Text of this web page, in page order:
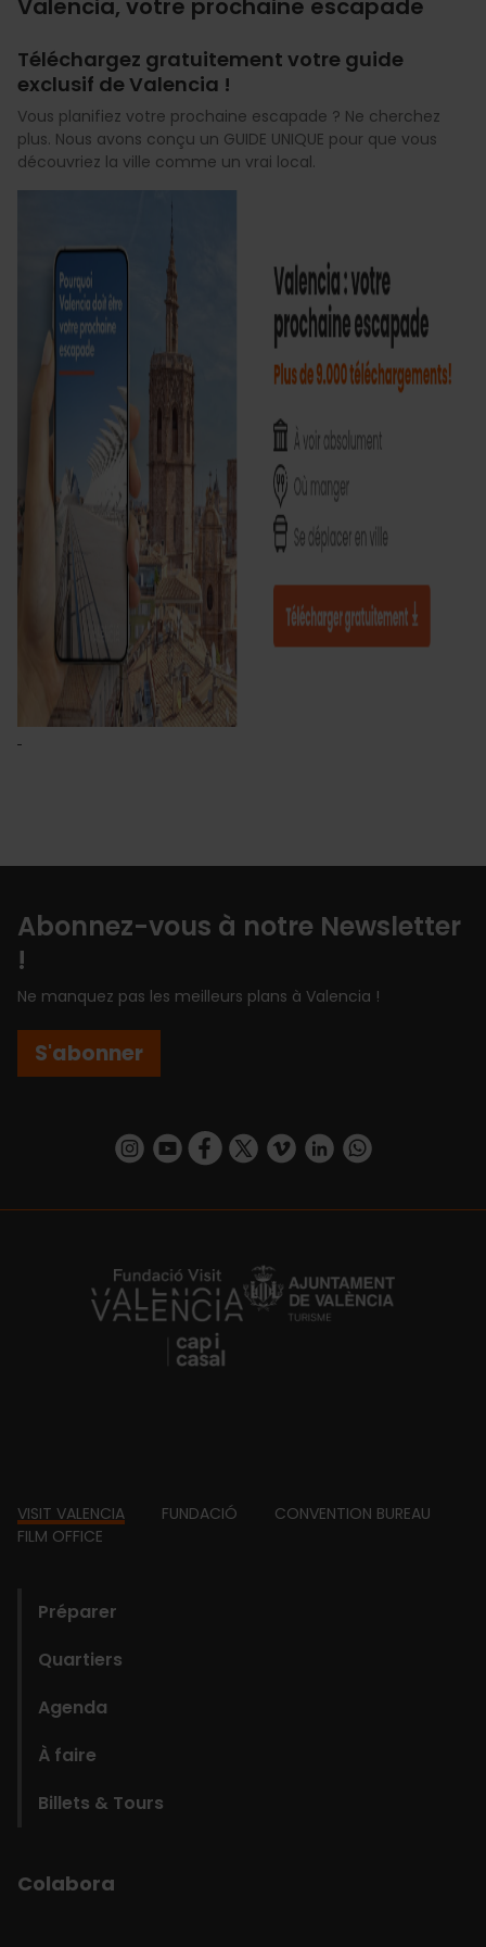
Valencia, votre prochaine escapade
Téléchargez gratuitement votre guide
exclusif de Valencia !
Vous planifiez votre prochaine escapade ? Ne cherchez
plus. Nous avons conçu un GUIDE UNIQUE pour que vous
découvriez la ville comme un vrai local.
Abonnez-vous à notre Newsletter
!
Ne manquez pas les meilleurs plans à Valencia !
S'abonner
https://www.instagram.com/visit_valencia/
https://www.youtube.com/user/
https://www.facebook.com/
https://twitter.com/
https://vimeo.com/
https://www.linkedin.com/company/turismo-valencia/https://api.whatsapp.com/send/
https://fundacion.visitvalencia.com/
Footer
VISIT VALENCIA FUNDACIÓ
CONVENTION BUREAU
FILM OFFICE
Préparer
Quartiers
Agenda
À faire
Billets & Tours
Colabora